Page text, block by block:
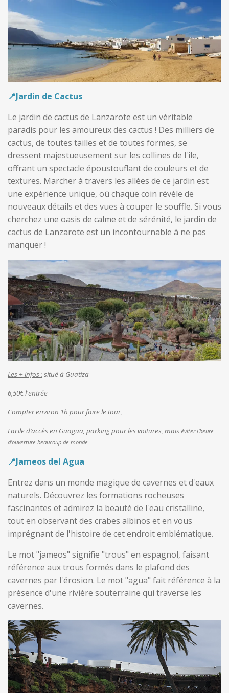
📍Jardin de Cactus
Le jardin de cactus de Lanzarote est un véritable
paradis pour les amoureux des cactus ! Des milliers de
cactus, de toutes tailles et de toutes formes, se
dressent majestueusement sur les collines de l'île,
offrant un spectacle époustouflant de couleurs et de
textures. Marcher à travers les allées de ce jardin est
une expérience unique, où chaque coin révèle de
nouveaux détails et des vues à couper le souffle. Si vous
cherchez une oasis de calme et de sérénité, le jardin de
cactus de Lanzarote est un incontournable à ne pas
manquer !
Les + infos :situé à Guatiza
6,50€ l'entrée
Compter environ 1h pour faire le tour,
Facile d’accès en Guagua, parking pour les voitures , mais éviter l'heure
d'ouverture beaucoup de monde
📍Jameos del Agua
Entrez dans un monde magique de cavernes et d'eaux
naturels. Découvrez les formations rocheuses
fascinantes et admirez la beauté de l'eau cristalline,
tout en observant des crabes albinos et en vous
imprégnant de l'histoire de cet endroit emblématique.
Le mot "jameos" signifie "trous" en espagnol, faisant
référence aux trous formés dans le plafond des
cavernes par l'érosion. Le mot "agua" fait référence à la
présence d'une rivière souterraine qui traverse les
cavernes.